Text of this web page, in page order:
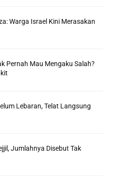
Warga Israel Kini Merasakan
Pernah Mau Mengaku Salah?
Lebaran, Telat Langsung
Jumlahnya Disebut Tak